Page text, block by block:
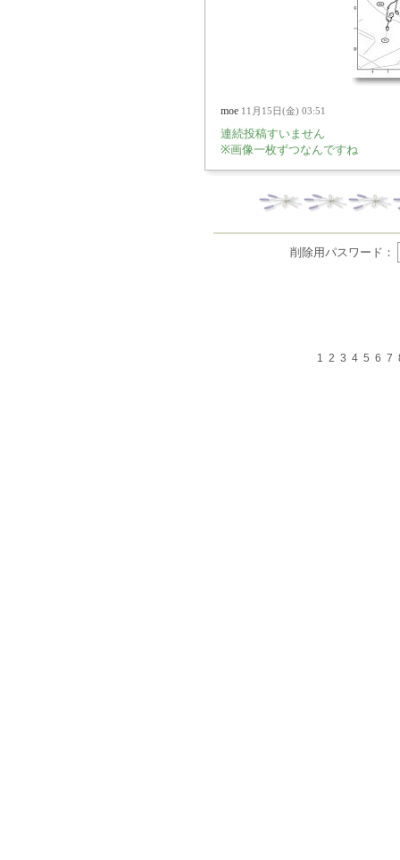
moe 11月15日(金) 03:51
連続投稿すいません
※画像一枚ずつなんですね
削除用パスワード：
1 2 3 4 5 6 7